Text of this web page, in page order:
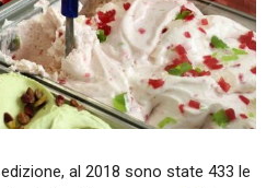
al 2018 sono state 433 le